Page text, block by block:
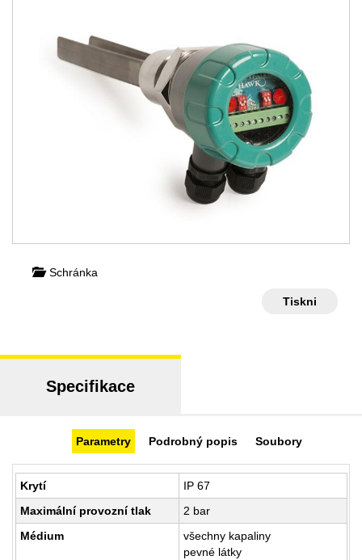
Schránka
Tiskni
Specifikace
Parametry Podrobný popis Soubory
Krytí
IP 67
Maximální provozní tlak
2 bar
Médium
všechny kapaliny
pevné látky